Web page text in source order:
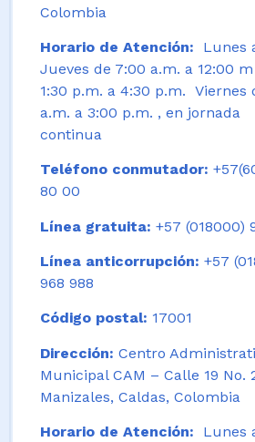
Colombia
Horario de Atención:
Lunes
Jueves de 7:00 a.m. a 12:00
1:30 p.m. a 4:30 p.m. Viernes
a.m. a 3:00 p.m. , en jornada
continua
Teléfono conmutador:
80 00
Línea gratuita: +57 (018000)
Línea anticorrupción: +57
968 988
Código postal: 17001
Dirección: Centro
Municipal CAM – Calle 19 No.
Manizales, Caldas, Colombia
Horario de Atención: Lunes